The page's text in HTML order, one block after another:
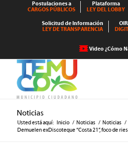
Postulaciones a
CARGOS PÚBLICOS
Plataforma
LEY DEL LOBBY
Solicitud de Información
LEY DE TRANSPARENCIA
Video ¿Cómo
Noticias
Usted está aquí: Inicio / Noticias / Noticias /
Demuelen exDiscoteque “Costa 21”, foco de